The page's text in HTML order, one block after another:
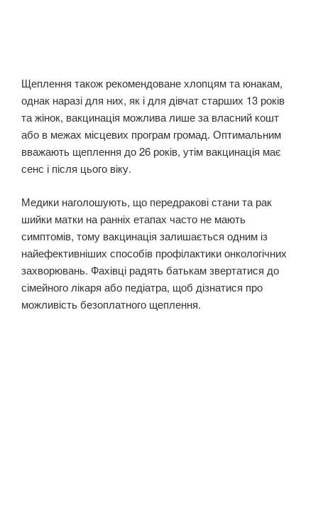
Щеплення також рекомендоване хлопцям та юнакам,
однак наразі для них, як і для дівчат старших 13 років
та жінок, вакцинація можлива лише за власний кошт
або в межах місцевих програм громад. Оптимальним
вважають щеплення до 26 років, утім вакцинація має
сенс і після цього віку.
Медики наголошують, що передракові стани та рак
шийки матки на ранніх етапах часто не мають
симптомів, тому вакцинація залишається одним із
найефективніших способів профілактики онкологічних
захворювань. Фахівці радять батькам звертатися до
сімейного лікаря або педіатра, щоб дізнатися про
можливість безоплатного щеплення.